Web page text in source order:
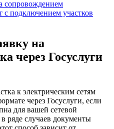
сопровождением
с подключением участков
на
через Госуслуги
к электрическим сетям
через Госуслуги, если
для вашей сетевой
ряде случаев документы